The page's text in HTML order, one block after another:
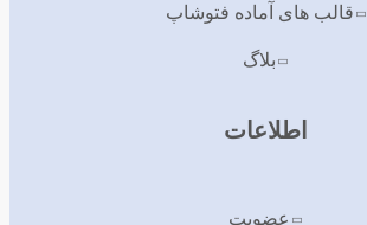
قالب های آماده فتوشاپ
بلاگ
اطلاعات
عضویت